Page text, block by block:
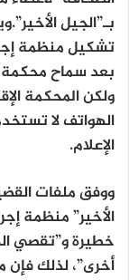
بـ”الجيل
تشكيل منظمة
بعد سماح محكمة
ولكن المحكمة
الهواتف لا
الإعلام.
ووفق ملفات
الأخير” منظمة
خطيرة و”تقصي
أخرى”، لذلك فإن